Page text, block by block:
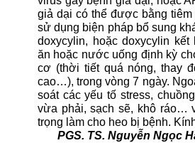
giả dại có thể được bằng
sử dụng biện pháp bổ sung
doxycylin, hoặc doxycylin
ăn hoặc nước uống định kỳ
cơ (thời tiết quá nóng, thay
cao…), trong vòng 7 ngày.
soát các yếu tố stress,
vừa phải, sạch sẽ, khô ráo…
trọng làm cho heo bị bệnh.
PGS. TS. Nguyễn Ngọc